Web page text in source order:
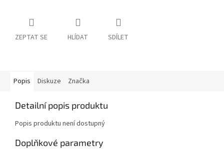
ZEPTAT SE HLÍDAT SDÍLET
Popis Diskuze Značka
Detailní popis produktu
Popis produktu není dostupný
Doplňkové parametry